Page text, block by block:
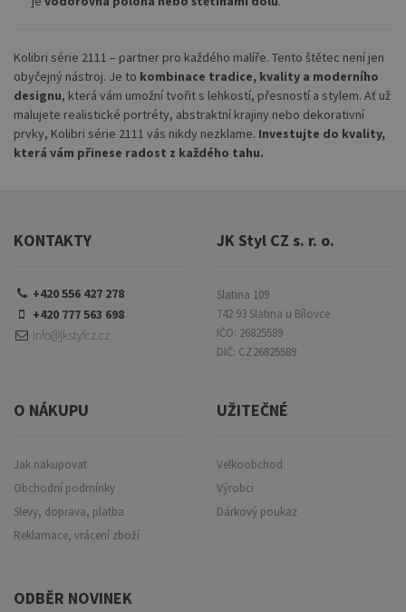
Kolibri série 2111 – partner pro každého malíře. Tento štětec není jen
obyčejný nástroj. Je to kombinace tradice, kvality a moderního
designu, která vám umožní tvořit s lehkostí, přesností a stylem. Ať už
malujete realistické portréty, abstraktní krajiny nebo dekorativní
prvky, Kolibri série 2111 vás nikdy nezklame. Investujte do kvality,
která vám přinese radost z každého tahu.
KONTAKTY
+420 556 427 278
+420 777 563 698
info@jkstylcz.cz
JK Styl CZ s. r. o.
Slatina 109
742 93 Slatina u Bílovce
IČO: 26825589
DIČ: CZ26825589
O NÁKUPU
Jak nakupovat
Obchodní podmínky
Slevy, doprava, platba
Reklamace, vrácení zboží
UŽITEČNÉ
Velkoobchod
Výrobci
Dárkový poukaz
ODBĚR NOVINEK